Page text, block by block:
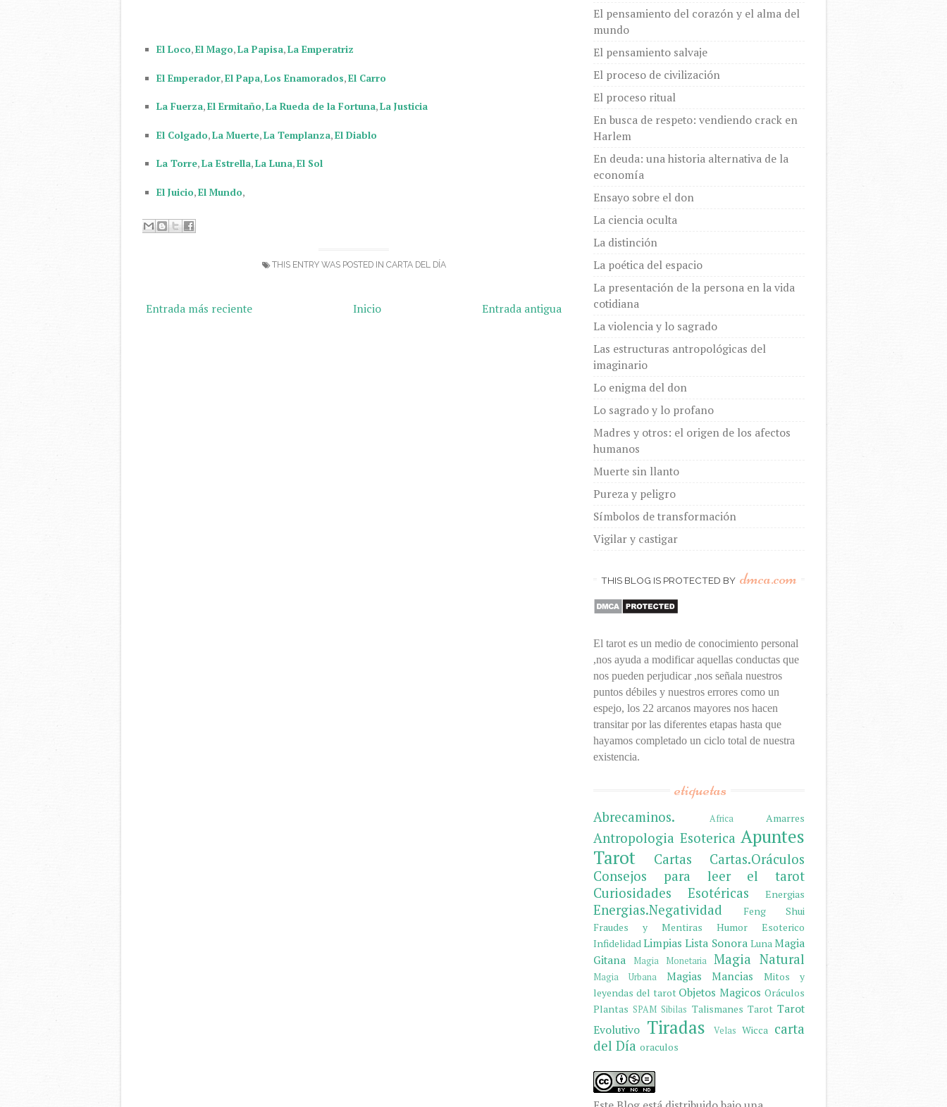
El Loco,El Mago,La Papisa,La Emperatriz
El Emperador,El Papa,Los Enamorados,El Carro
La Fuerza,El Ermitaño,La Rueda de la Fortuna,La Justicia
El Colgado,La Muerte,La Templanza,El Diablo
La Torre,La Estrella,La Luna,El Sol
El Juicio,El Mundo,
THIS ENTRY WAS POSTED IN CARTA DEL DÍA
Entrada más reciente Entrada antigua
Inicio
El pensamiento del corazón y el alma del
mundo
El pensamiento salvaje
El proceso de civilización
El proceso ritual
En busca de respeto: vendiendo crack en
Harlem
En deuda: una historia alternativa de la
economía
Ensayo sobre el don
La ciencia oculta
La distinción
La poética del espacio
La presentación de la persona en la vida
cotidiana
La violencia y lo sagrado
Las estructuras antropológicas del
imaginario
Lo enigma del don
Lo sagrado y lo profano
Madres y otros: el origen de los afectos
humanos
Muerte sin llanto
Pureza y peligro
Símbolos de transformación
Vigilar y castigar
THIS BLOG IS PROTECTED BY dmca.com
El tarot es un medio de conocimiento personal
,nos ayuda a modificar aquellas conductas que
nos pueden perjudicar ,nos señala nuestros
puntos débiles y nuestros errores como un
espejo, los 22 arcanos mayores nos hacen
transitar por las diferentes etapas hasta que
hayamos completado un ciclo total de nuestra
existencia.
etiquetas
Abrecaminos. Africa Amarres
Antropologia Esoterica Apuntes
Tarot
Cartas
Cartas.Oráculos
Consejos para leer el tarot
Curiosidades Esotéricas
Energias
Energias.Negatividad
Feng Shui
Fraudes y Mentiras
Humor Esoterico
InfidelidadLimpias Lista Sonora Luna Magia
Gitana
Magia Monetaria Magia Natural
Magia Urbana Magias Mancias
Mitos y
leyendas del tarot Objetos Magicos Oráculos
Plantas SPAM Sibilas Talismanes Tarot Tarot
Evolutivo Tiradas Velas Wicca carta
del Día oraculos